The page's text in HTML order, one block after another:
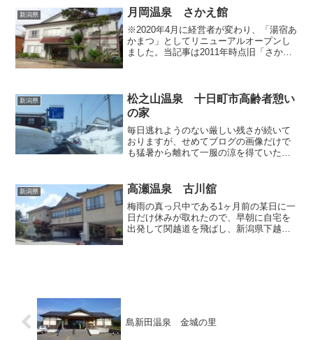
の上に立地しており、広...
新潟県 月岡温泉 さかえ館
※2020年4月に経営者が変わり、「湯宿あ
かまつ」としてリニューアルオープンし
ました。当記事は2011年時点旧「さかえ
すが、「さかえ...
新潟県
松之山温泉 十日町市高齢者憩い
の家
毎日逃れようのない厳しい残さが続いて
おりますが、せめてブログの画像だけで
も猛暑から離れて一服の涼を得ていただ
げてまいります。前回記事まで連続して
掲載していた栃尾又温泉「...
新潟県 高瀬温泉 古川舘
梅雨の真っ只中である1ヶ月前の某日に一
日だけ休みが取れたので、早朝に自宅を
出発して関越道を飛ばし、新潟県下越地
島新田温泉 金城の里